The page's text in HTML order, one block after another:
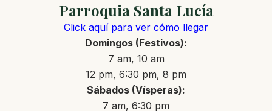
Parroquia Santa Lucía
Click aquí para ver cómo llegar
Domingos (Festivos):
7 am, 10 am
12 pm, 6:30 pm, 8 pm
Sábados (Vísperas):
7 am, 6:30 pm